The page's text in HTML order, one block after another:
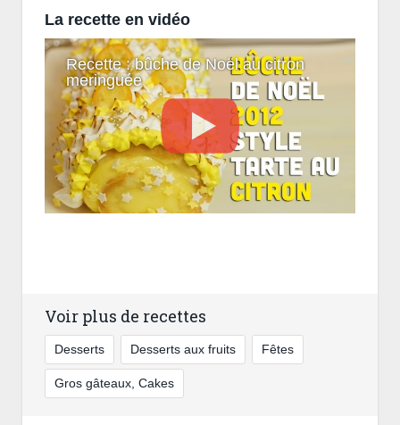
La recette en vidéo
Recette : bûche de Noël au citron
meringuée
Voir plus de recettes
Desserts Desserts aux fruits Fêtes
Gros gâteaux, Cakes